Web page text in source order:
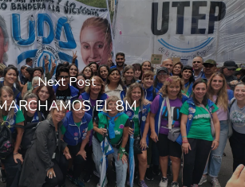
Next Post
EL 8M